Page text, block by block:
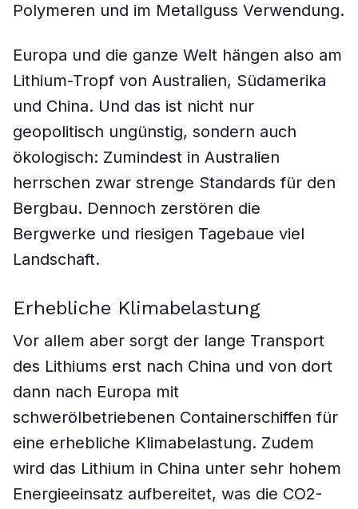
Polymeren und im Metallguss Verwendung.
Europa und die ganze Welt hängen also am
Lithium-Tropf von Australien, Südamerika
und China. Und das ist nicht nur
geopolitisch ungünstig, sondern auch
ökologisch: Zumindest in Australien
herrschen zwar strenge Standards für den
Bergbau. Dennoch zerstören die
Bergwerke und riesigen Tagebaue viel
Landschaft.
Erhebliche Klimabelastung
Vor allem aber sorgt der lange Transport
des Lithiums erst nach China und von dort
dann nach Europa mit
schwerölbetriebenen Containerschiffen für
eine erhebliche Klimabelastung. Zudem
wird das Lithium in China unter sehr hohem
Energieeinsatz aufbereitet, was die CO2-